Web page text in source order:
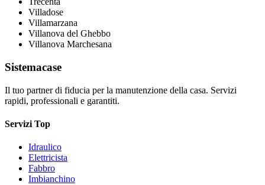
Villadose
Villamarzana
Villanova del Ghebbo
Villanova Marchesana
Sistemacase
Il tuo partner di fiducia per la manutenzione della casa. Servizi
rapidi, professionali e garantiti.
Servizi Top
Idraulico
Elettricista
Fabbro
Imbianchino